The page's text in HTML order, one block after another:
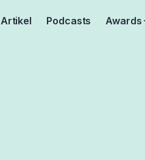
Artikel Podcasts Awards